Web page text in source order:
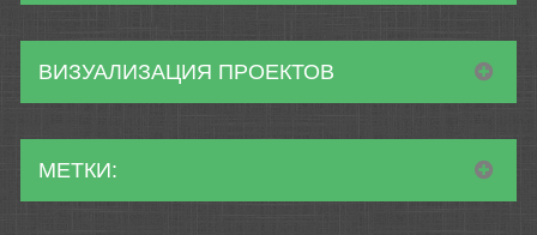
ВИЗУАЛИЗАЦИЯ ПРОЕКТОВ
МЕТКИ: